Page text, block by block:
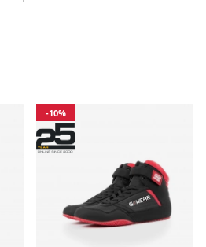
-10%